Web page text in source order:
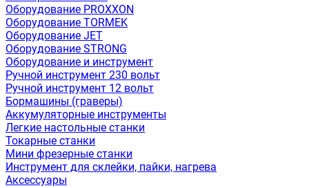
Оборудование PROXXON
Оборудование TORMEK
Оборудование JET
Оборудование STRONG
Оборудование и инструмент
Ручной инструмент 230 вольт
Ручной инструмент 12 вольт
Бормашины (граверы)
Аккумуляторные инструменты
Легкие настольные станки
Токарные станки
Мини фрезерные станки
Инструмент для склейки, пайки, нагрева
Аксессуары